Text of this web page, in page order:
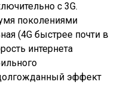
с 3G.
поколениями
(4G быстрее почти в
интернета
эффект